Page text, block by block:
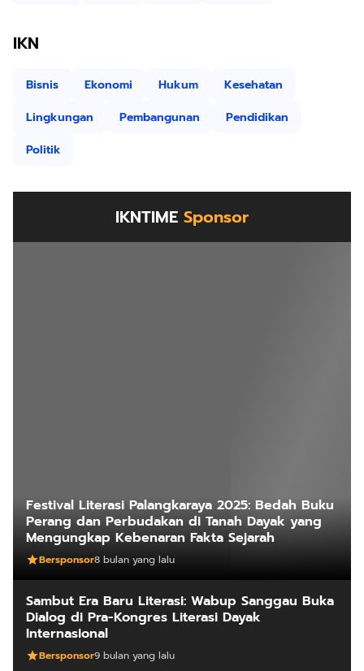
IKN
Bisnis Ekonomi Hukum
Kesehatan
Lingkungan
Pembangunan
Pendidikan
Politik
IKNTIME Sponsor
Festival Literasi Palangkaraya 2025: Bedah Buku
Perang dan Perbudakan di Tanah Dayak yang
Mengungkap Kebenaran Fakta Sejarah
Bersponsor8 bulan yang lalu
Sambut Era Baru Literasi: Wabup Sanggau Buka
Dialog di Pra-Kongres Literasi Dayak
Internasional
Bersponsor9 bulan yang lalu